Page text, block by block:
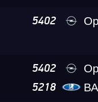
5402
5402
5218